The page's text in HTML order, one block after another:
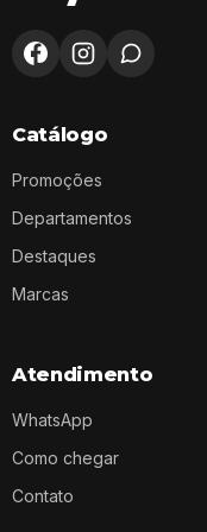
Catálogo
Promoções
Departamentos
Destaques
Marcas
Atendimento
WhatsApp
Como chegar
Contato